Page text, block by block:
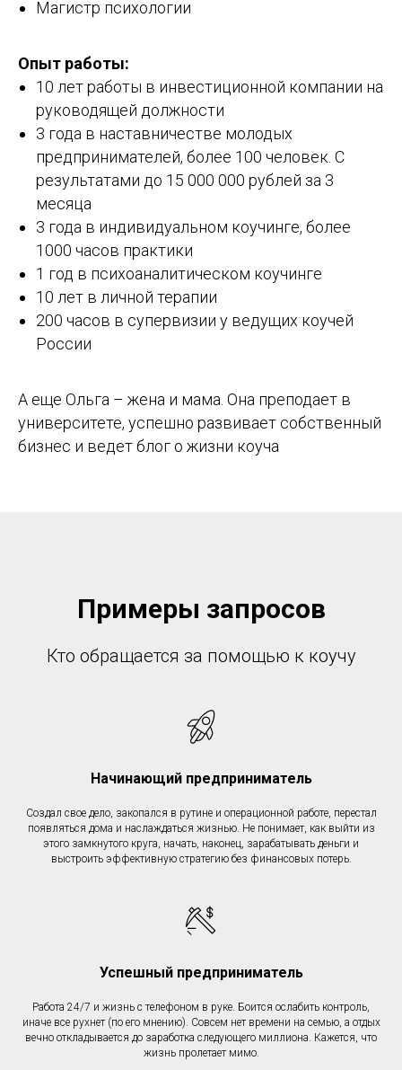
Магистр психологии
Опыт работы:
10 лет работы в инвестиционной компании на
руководящей должности
3 года в наставничестве молодых
предпринимателей, более 100 человек. С
результатами до 15 000 000 рублей за 3
месяца
3 года в индивидуальном коучинге, более
1000 часов практики
1 год в психоаналитическом коучинге
10 лет в личной терапии
200 часов в супервизии у ведущих коучей
России
А еще Ольга – жена и мама. Она преподает в
университете, успешно развивает собственный
бизнес и ведет блог о жизни коуча
Примеры запросов
Кто обращается за помощью к коучу
Начинающий предприниматель
Создал свое дело, закопался в рутине и операционной работе, перестал
появляться дома и наслаждаться жизнью. Не понимает, как выйти из
этого замкнутого круга, начать, наконец, зарабатывать деньги и
выстроить эффективную стратегию без финансовых потерь.
Успешный предприниматель
Работа 24/7 и жизнь с телефоном в руке. Боится ослабить контроль,
иначе все рухнет (по его мнению). Совсем нет времени на семью, а отдых
вечно откладывается до заработка следующего миллиона. Кажется, что
жизнь пролетает мимо.